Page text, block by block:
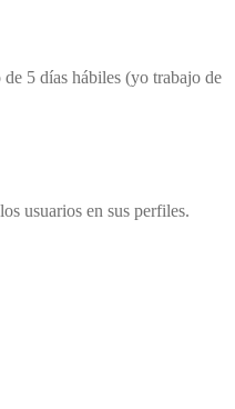
5 días hábiles (yo trabajo de
usuarios en sus perfiles.